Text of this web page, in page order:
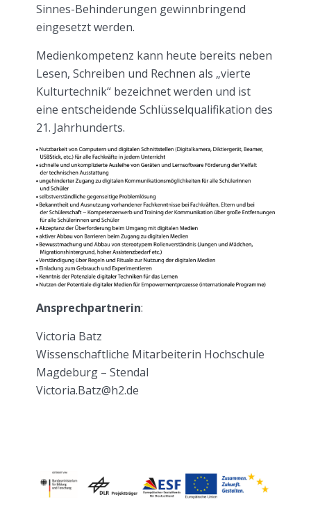
Sinnes-Behinderungen gewinnbringend
eingesetzt werden.
Medienkompetenz kann heute bereits neben
Lesen, Schreiben und Rechnen als „vierte
Kulturtechnik“ bezeichnet werden und ist
eine entscheidende Schlüsselqualifikation des
21. Jahrhunderts.
Ansprechpartnerin:
Victoria Batz
Wissenschaftliche Mitarbeiterin Hochschule
Magdeburg – Stendal
Victoria.Batz@h2.de